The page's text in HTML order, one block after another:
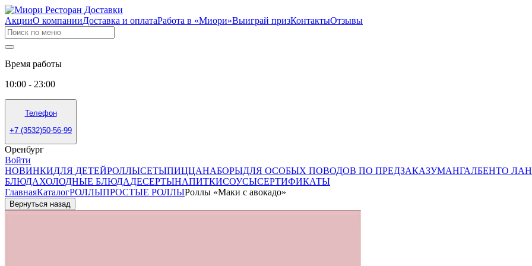
АкцииО компанииДоставка и оплатаРабота в «Миори»Выиграй призКонтактыОтзывы
Время работы
10:00 - 23:00
Телефон
+7 (3532)50-56-99
Оренбург
Войти
НОВИНКИДЛЯ ДЕТЕЙРОЛЛЫСЕТЫПИЦЦАНАБОРЫДЛЯ ОСОБЫХ ПОВОДОВ ПО ПРЕДЗАКАЗУМАНГАЛБЕНТО
БЛЮДАХОЛОДНЫЕ БЛЮДАДЕСЕРТЫНАПИТКИСОУСЫСЕРТИФИКАТЫ
ГлавнаяКаталогРОЛЛЫПРОСТЫЕ РОЛЛЫРоллы «Маки с авокадо»
Вернуться назад